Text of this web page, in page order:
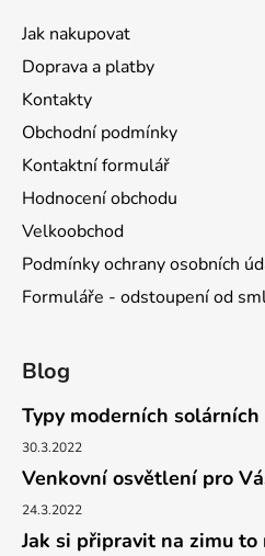
Jak nakupovat
Doprava a platby
Kontakty
Obchodní podmínky
Kontaktní formulář
Hodnocení obchodu
Velkoobchod
Podmínky ochrany osobních
Formuláře - odstoupení od
Blog
Typy moderních
30.3.2022
Venkovní osvětlení pro
24.3.2022
Jak si připravit na zimu